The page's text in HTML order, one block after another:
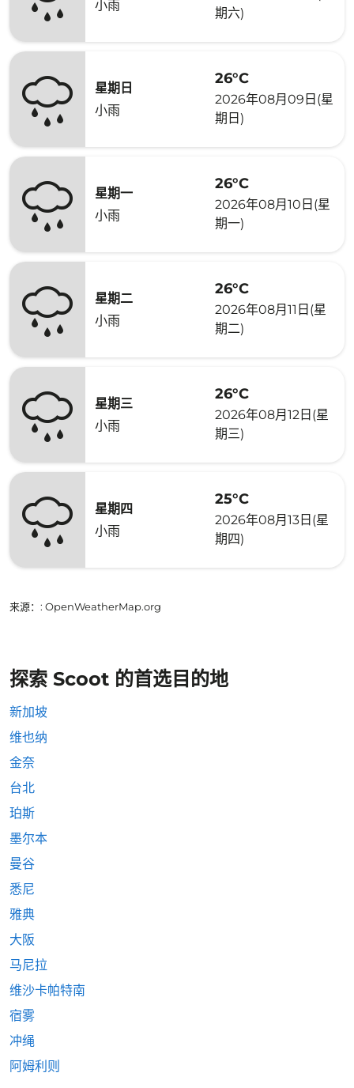
小雨
期六)
星期日
小雨
26°C
2026年08月09日(星
期日)
星期一
小雨
26°C
2026年08月10日(星
期一)
星期二
小雨
26°C
2026年08月11日(星
期二)
星期三
小雨
26°C
2026年08月12日(星
期三)
星期四
小雨
25°C
2026年08月13日(星
期四)
来源： : OpenWeatherMap.org
探索 Scoot 的首选目的地
新加坡
维也纳
金奈
台北
珀斯
墨尔本
曼谷
悉尼
雅典
大阪
马尼拉
维沙卡帕特南
宿雾
冲绳
阿姆利则